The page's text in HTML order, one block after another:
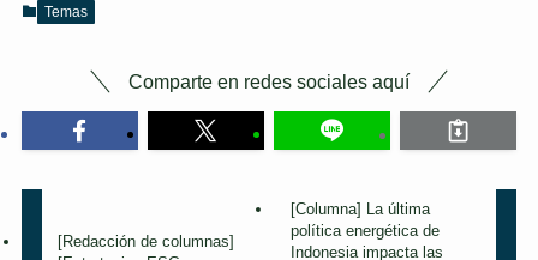
Temas
Comparte en redes sociales aquí
[Redacción de columnas]
[Columna] La última
política energética de
Indonesia impacta las